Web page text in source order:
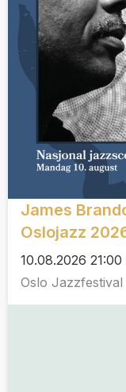
James
Oslojazz
10.08.2026
Oslo Jazzfestival